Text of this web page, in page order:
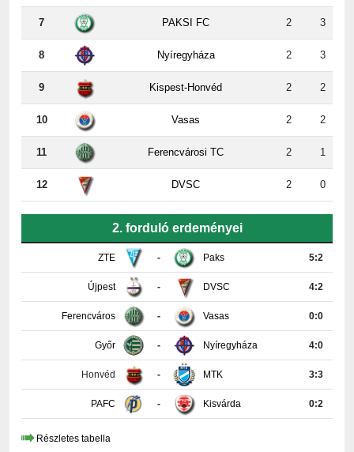
7 PAKSI FC 2 3
8 Nyíregyháza 2 3
9 Kispest-Honvéd 2 2
10 Vasas 2 2
11 Ferencvárosi TC 2 1
12 DVSC 2 0
2. forduló erdeményei
ZTE - Paks 5:2
Újpest - DVSC 4:2
Ferencváros - Vasas 0:0
Győr - Nyíregyháza 4:0
Honvéd - MTK 3:3
PAFC - Kisvárda 0:2
Részletes tabella